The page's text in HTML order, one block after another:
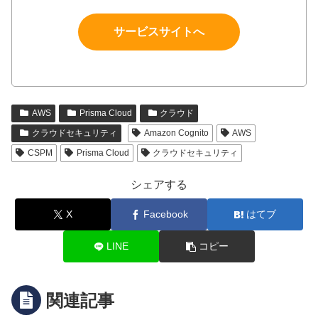
サービスサイトへ
AWS Prisma Cloud
クラウド
クラウドセキュリティ
Amazon Cognito
AWS
CSPM
Prisma Cloud クラウドセキュリティ
シェアする
X Facebook はてブ
LINE コピー
関連記事